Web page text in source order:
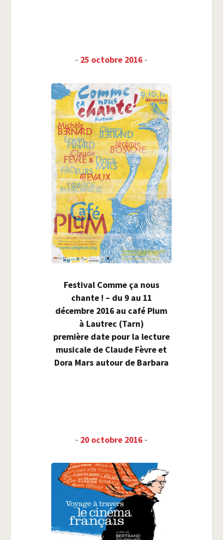
- 25 octobre 2016 -
Fes­ti­val Comme ça nous
chante ! – du 9 au 11
décembre 2016 au café Plum
à Lau­trec (Tarn)
pre­mière date pour la lec­ture
musi­cale de Claude Fèvre et
Dora Mars autour de Barbara
- 20 octobre 2016 -